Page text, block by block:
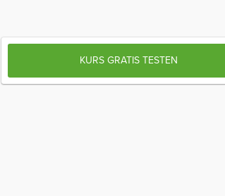
KURS GRATIS TESTEN